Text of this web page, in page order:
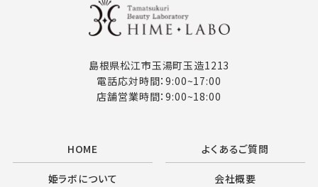
島根県松江市玉湯町玉造1213
電話応対時間：9:00~17:00
店舗営業時間：9:00~18:00
HOME よくあるご質問
姫ラボについて 会社概要